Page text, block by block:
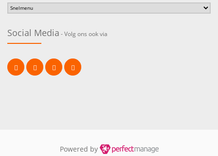
Social Media - Volg ons ook via
Powered by